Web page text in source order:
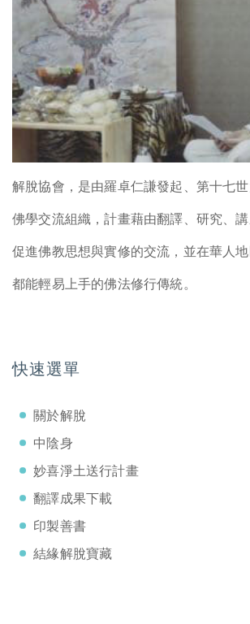
解脫協會，是由羅卓仁謙發起、第十七
佛學交流組織，計畫藉由翻譯、研究、講
促進佛教思想與實修的交流，並在華人
都能輕易上手的佛法修行傳統。
快速選單
關於解脫
中陰身
妙喜淨土送行計畫
翻譯成果下載
印製善書
結緣解脫寶藏